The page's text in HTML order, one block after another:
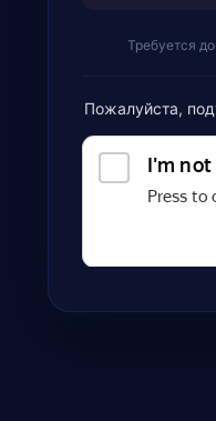
Требуется
Пожалуйста,